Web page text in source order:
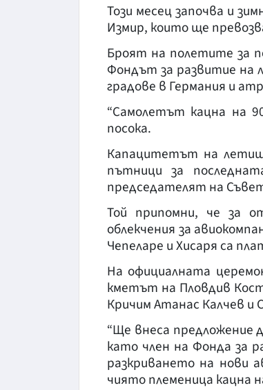
Този месец започва и
Измир, които ще
Броят на полетите за
Фондът за развитие на
градове в Германия и
“Самолетът кацна на
посока.
Капацитетът на
пътници за
председателят на
Той припомни, че за
облекчения за
Чепеларе и Хисаря са
На официалната
кметът на Пловдив
Кричим Атанас Калчев и
“Ще внеса предложение
като член на Фонда за
разкриването на нови
чиято племеница кацна